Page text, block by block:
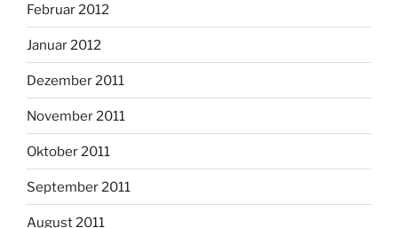
Februar 2012
Januar 2012
Dezember 2011
November 2011
Oktober 2011
September 2011
August 2011